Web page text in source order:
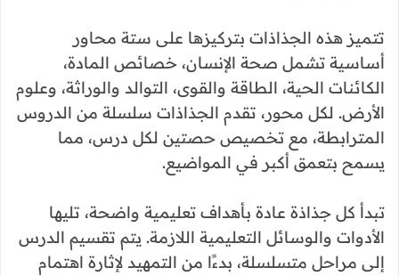
تتميز هذه الجذاذات بتركيزها على ستة محاور
أساسية تشمل صحة الإنسان، خصائص المادة،
الكائنات الحية، الطاقة والقوى، التوالد والوراثة، وعلوم
الأرض. لكل محور، تقدم الجذاذات سلسلة من الدروس
المترابطة، مع تخصيص حصتين لكل درس، مما
يسمح بتعمق أكبر في المواضيع.
تبدأ كل جذاذة عادة بأهداف تعليمية واضحة، تليها
الأدوات والوسائل التعليمية اللازمة. يتم تقسيم الدرس
إلى مراحل متسلسلة، بدءًا من التمهيد لإثارة اهتمام